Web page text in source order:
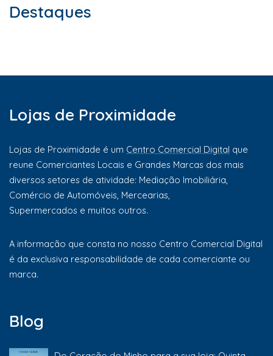
Destaques
Lojas de Proximidade
Lojas de Proximidade é um Centro Comercial Digital que
reune Comerciantes Locais e Grandes Marcas dos mais
diversos setores de atividade: Mediação Imobiliária,
Comércio de Automóveis, Mercearias,
Supermercados e muitos outros.
A informação que consta no nosso Centro Comercial Digital
é da exclusiva responsabilidade de cada comerciante ou
marca.
Blog